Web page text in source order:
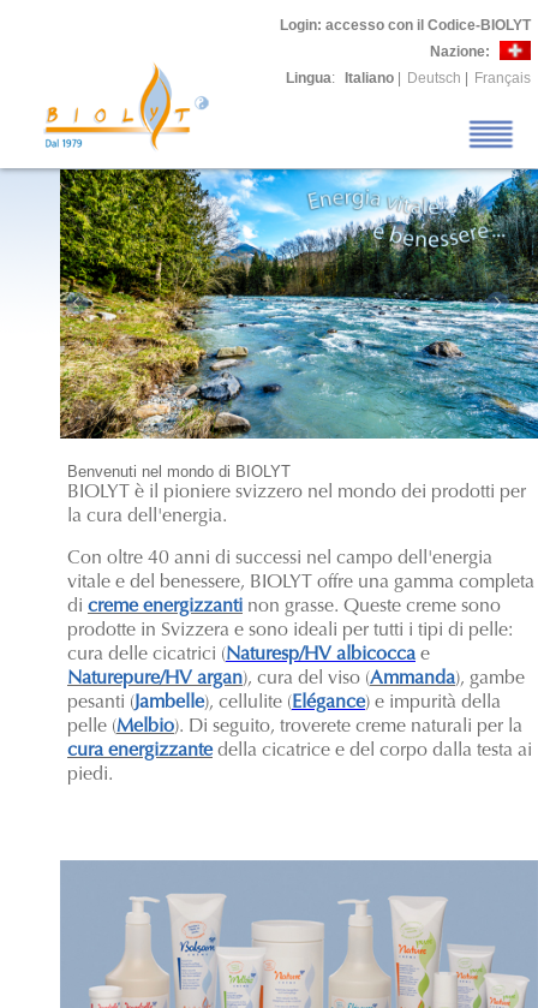
Login: accesso con il Codice-BIOLYT
Nazione:
Lingua: Italiano Deutsch Français
Benvenuti nel mondo di BIOLYT
BIOLYT è il pioniere svizzero nel mondo dei prodotti per
la cura dell'energia.
Con oltre 40 anni di successi nel campo dell'energia
vitale e del benessere, BIOLYT offre una gamma completa
di creme energizzanti non grasse. Queste creme sono
prodotte in Svizzera e sono ideali per tutti i tipi di pelle:
cura delle cicatrici (Naturesp/HV albicocca e
Naturepure/HV argan), cura del viso (Ammanda), gambe
pesanti (Jambelle), cellulite (Elégance) e impurità della
pelle (Melbio). Di seguito, troverete creme naturali per la
cura energizzantedella cicatrice e del corpo dalla testa ai
piedi.